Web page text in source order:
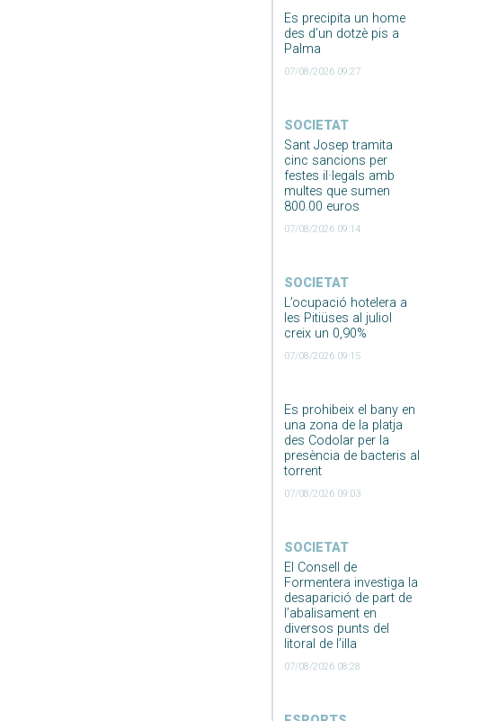
Es precipita un home
des d’un dotzè pis a
Palma
07/08/2026 09:27
SOCIETAT
Sant Josep tramita
cinc sancions per
festes il·legals amb
multes que sumen
800.00 euros
07/08/2026 09:14
SOCIETAT
L’ocupació hotelera a
les Pitiüses al juliol
creix un 0,90%
07/08/2026 09:15
Es prohibeix el bany en
una zona de la platja
des Codolar per la
presència de bacteris al
torrent
07/08/2026 09:03
SOCIETAT
El Consell de
Formentera investiga la
desaparició de part de
l’abalisament en
diversos punts del
litoral de l’illa
07/08/2026 08:28